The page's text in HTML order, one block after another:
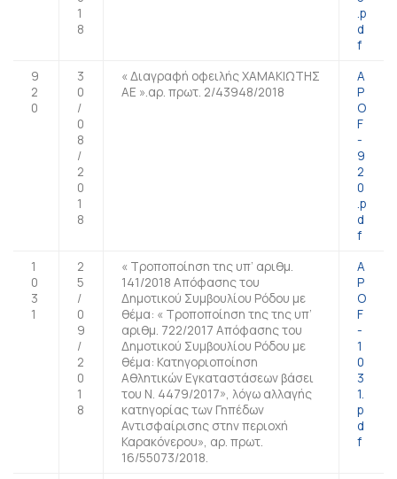
1
8
.p
d
f
9
2
0
3
0
/
0
8
/
2
0
1
8
« Διαγραφή οφειλής ΧΑΜΑΚΙΩΤΗΣ
AE ».αρ. πρωτ. 2/43948/2018
A
P
O
F
-
9
2
0
.p
d
f
1
0
3
1
2
5
/
0
9
/
2
0
1
8
« Τροποποίηση της υπ’ αριθμ.
141/2018 Απόφασης του
Δημοτικού Συμβουλίου Ρόδου με
θέμα: « Τροποποίηση της της υπ’
αριθμ. 722/2017 Απόφασης του
Δημοτικού Συμβουλίου Ρόδου με
θέμα: Κατηγοριοποίηση
Αθλητικών Εγκαταστάσεων βάσει
του Ν. 4479/2017», λόγω αλλαγής
κατηγορίας των Γηπέδων
Αντισφαίρισης στην περιοχή
Καρακόνερου», αρ. πρωτ.
16/55073/2018.
A
P
O
F
-
1
0
3
1.
p
d
f